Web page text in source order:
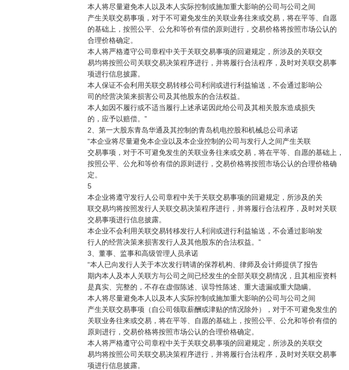
本人将尽量避免本人以及本人实际控制或施加重大影响的公司与公司之间
产生关联交易事项，对于不可避免发生的关联业务往来或交易，将在平等、自愿
的基础上，按照公平、公允和等价有偿的原则进行，交易价格将按照市场公认的
合理价格确定。
本人将严格遵守公司章程中关于关联交易事项的回避规定，所涉及的关联交
易均将按照公司关联交易决策程序进行，并将履行合法程序，及时对关联交易事
项进行信息披露。
本人保证不会利用关联交易转移公司利润或进行利益输送，不会通过影响公
司的经营决策来损害公司及其他股东的合法权益。
本人如因不履行或不适当履行上述承诺因此给公司及其相关股东造成损失
的，应予以赔偿。”
2、第一大股东青岛华通及其控制的青岛机电控股和机械总公司承诺
“本企业将尽量避免本企业以及本企业控制的公司与发行人之间产生关联
交易事项，对于不可避免发生的关联业务往来或交易，将在平等、自愿的基础上，
按照公平、公允和等价有偿的原则进行，交易价格将按照市场公认的合理价格确
定。
5
本企业将遵守发行人公司章程中关于关联交易事项的回避规定，所涉及的关
联交易均将按照发行人关联交易决策程序进行，并将履行合法程序，及时对关联
交易事项进行信息披露。
本企业不会利用关联交易转移发行人利润或进行利益输送，不会通过影响发
行人的经营决策来损害发行人及其他股东的合法权益。”
3、董事、监事和高级管理人员承诺
“本人已向发行人关于本次发行聘请的保荐机构、律师及会计师提供了报告
期内本人及本人关联方与公司之间已经发生的全部关联交易情况，且其相应资料
是真实、完整的，不存在虚假陈述、误导性陈述、重大遗漏或重大隐瞒。
本人将尽量避免本人以及本人实际控制或施加重大影响的公司与公司之间
产生关联交易事项（自公司领取薪酬或津贴的情况除外），对于不可避免发生的
关联业务往来或交易，将在平等、自愿的基础上，按照公平、公允和等价有偿的
原则进行，交易价格将按照市场公认的合理价格确定。
本人将严格遵守公司章程中关于关联交易事项的回避规定，所涉及的关联交
易均将按照公司关联交易决策程序进行，并将履行合法程序，及时对关联交易事
项进行信息披露。